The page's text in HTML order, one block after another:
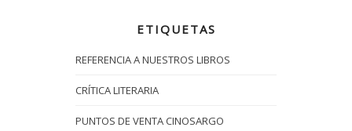
ETIQUETAS
REFERENCIA A NUESTROS LIBROS
CRÍTICA LITERARIA
PUNTOS DE VENTA CINOSARGO